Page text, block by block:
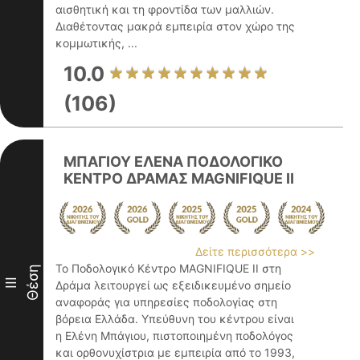
αισθητική και τη φροντίδα των μαλλιών.
Διαθέτοντας μακρά εμπειρία στον χώρο της
κομμωτικής, ...
10.0
(106)
III Θέση
ΜΠΑΓΙΟΥ ΕΛΕΝΑ ΠΟΔΟΛΟΓΙΚΟ
ΚΕΝΤΡΟ ΔΡΑΜΑΣ MAGNIFIQUE II
Δείτε περισσότερα >>
Το Ποδολογικό Κέντρο MAGNIFIQUE II στη
Δράμα λειτουργεί ως εξειδικευμένο σημείο
αναφοράς για υπηρεσίες ποδολογίας στη
βόρεια Ελλάδα. Υπεύθυνη του κέντρου είναι
η Ελένη Μπάγιου, πιστοποιημένη ποδολόγος
και ορθονυχίστρια με εμπειρία από το 1993,